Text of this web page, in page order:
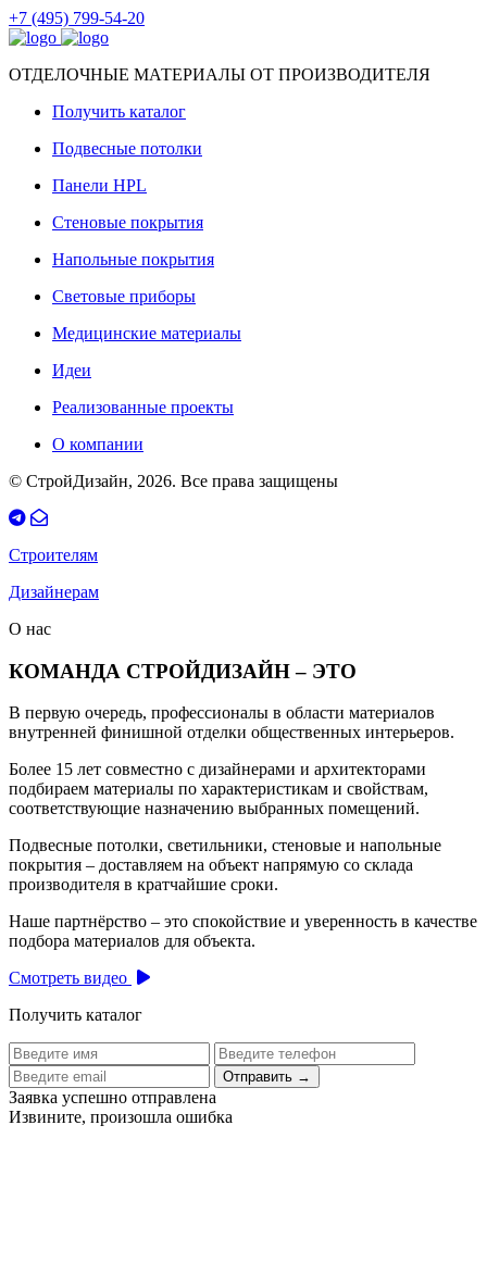
+7 (495) 799-54-20
ОТДЕЛОЧНЫЕ МАТЕРИАЛЫ ОТ ПРОИЗВОДИТЕЛЯ
Получить каталог
Подвесные потолки
Панели HPL
Стеновые покрытия
Напольные покрытия
Световые приборы
Медицинские материалы
Идеи
Реализованные проекты
О компании
© СтройДизайн, 2026. Все права защищены
Строителям
Дизайнерам
О нас
КОМАНДА СТРОЙДИЗАЙН – ЭТО
В первую очередь, профессионалы в области материалов
внутренней финишной отделки общественных интерьеров.
Более 15 лет совместно с дизайнерами и архитекторами
подбираем материалы по характеристикам и свойствам,
соответствующие назначению выбранных помещений.
Подвесные потолки, светильники, стеновые и напольные
покрытия – доставляем на объект напрямую со склада
производителя в кратчайшие сроки.
Наше партнёрство – это спокойствие и уверенность в качестве
подбора материалов для объекта.
Смотреть видео
Получить каталог
Отправить →
Заявка успешно отправлена
Извините, произошла ошибка